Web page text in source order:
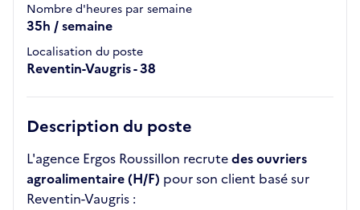
Nombre d'heures par semaine
35h / semaine
Localisation du poste
Reventin-Vaugris - 38
Description du poste
L'agence Ergos Roussillon recrutedes ouvriers
agroalimentaire (H/F) pour son client basé sur
Reventin-Vaugris :